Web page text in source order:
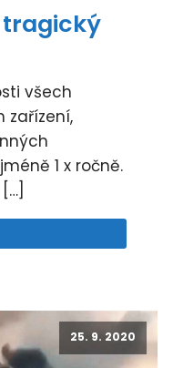
všech
zařízení,
1 x ročně.
25. 9. 2020